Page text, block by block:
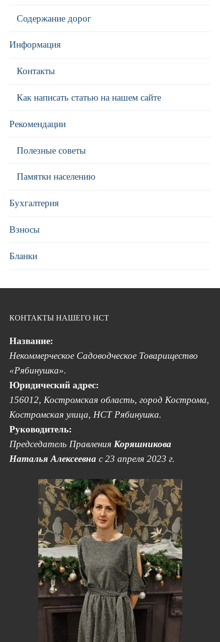
Содержание дорог
Информация
Контакты
Как написать статью на нашем сайте
Рекомендации
Полезные советы
Памятки населению
Бухгалтерия
Взносы
Бланки
КОНТАКТЫ НАШЕГО НСТ
Название:
Некоммерческое Садоводческое Товарищество
«Рябинушка».
Юридический адрес:
156012, Костромская область, город Кострома,
Костромская улица, НСТ Рябинушка.
Руководитель:
Председатель Правления Коряшникова
Наталья Алексеевна с 23 апреля 2023 г.